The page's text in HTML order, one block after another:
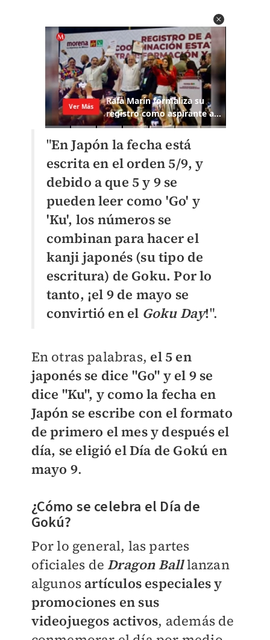
"En Japón la fecha está
escrita en el orden 5/9, y
debido a que 5 y 9 se
pueden leer como 'Go' y
'Ku', los números se
combinan para hacer el
kanji japonés (su tipo de
escritura) de Goku. Por lo
tanto, ¡el 9 de mayo se
convirtió en el Goku Day!".
En otras palabras, el 5 en
japonés se dice "Go" y el 9 se
dice "Ku", y como la fecha en
Japón se escribe con el formato
de primero el mes y después el
día, se eligió el Día de Gokú en
mayo 9.
¿Cómo se celebra el Día de
Gokú?
Por lo general, las partes
oficiales de Dragon Balllanzan
algunos artículos especiales y
promociones en sus
videojuegos activos, además de